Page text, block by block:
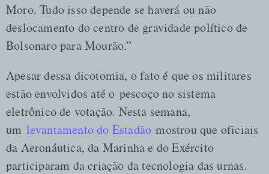
Moro. Tudo isso depende se haverá ou não
deslocamento do centro de gravidade político de
Bolsonaro para Mourão.”
Apesar dessa dicotomia, o fato é que os militares
estão envolvidos até o pescoço no sistema
eletrônico de votação. Nesta semana,
um levantamento do Estadão mostrou que oficiais
da Aeronáutica, da Marinha e do Exército
participaram da criação da tecnologia das urnas.